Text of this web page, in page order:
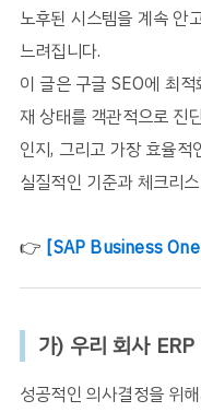
노후된 시스템을 계속 안
느려집니다.
이 글은 구글 SEO에 최적
재 상태를 객관적으로 진
인지, 그리고 가장 효율적
실질적인 기준과 체크리
👉 [SAP Business One
가) 우리 회사ERP
성공적인 의사결정을 위